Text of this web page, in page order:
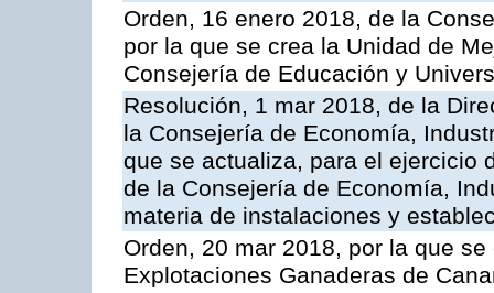
Orden, 16 enero 2018, de la
por la que se crea la Unidad de
Consejería de Educación y
Resolución, 1 mar 2018, de la
la Consejería de Economía,
que se actualiza, para el ejercicio
de la Consejería de Economía,
materia de instalaciones y
Orden, 20 mar 2018, por la que
Explotaciones Ganaderas de